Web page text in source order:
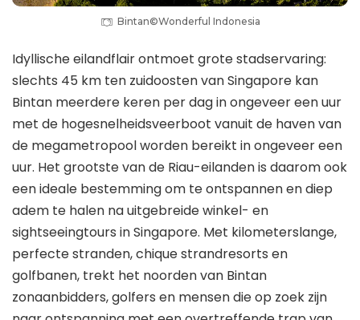
Bintan©Wonderful Indonesia
Idyllische eilandflair ontmoet grote stadservaring:
slechts 45 km ten zuidoosten van Singapore kan
Bintan meerdere keren per dag in ongeveer een uur
met de hogesnelheidsveerboot vanuit de haven van
de megametropool worden bereikt in ongeveer een
uur. Het grootste van de Riau-eilanden is daarom ook
een ideale bestemming om te ontspannen en diep
adem te halen na uitgebreide winkel- en
sightseeingtours in Singapore. Met kilometerslange,
perfecte stranden, chique strandresorts en
golfbanen, trekt het noorden van Bintan
zonaanbidders, golfers en mensen die op zoek zijn